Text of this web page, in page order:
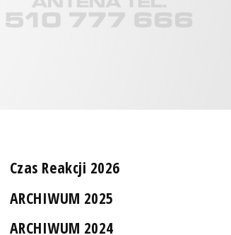
Czas Reakcji 2026
ARCHIWUM 2025
ARCHIWUM 2024